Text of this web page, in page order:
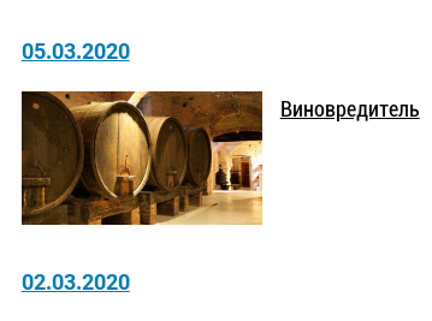
05.03.2020
Виновредитель
02.03.2020